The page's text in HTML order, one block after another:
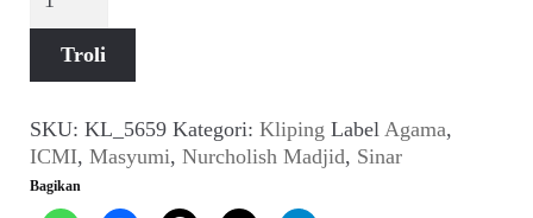
Wawancara
Nurcholish
Madjid:
Islam
Masih
Suka
Retorika"
Troli
SKU:KL_5659 Kategori:Kliping Label Agama,
ICMI,Masyumi,Nurcholish Madjid, Sinar
Bagikan